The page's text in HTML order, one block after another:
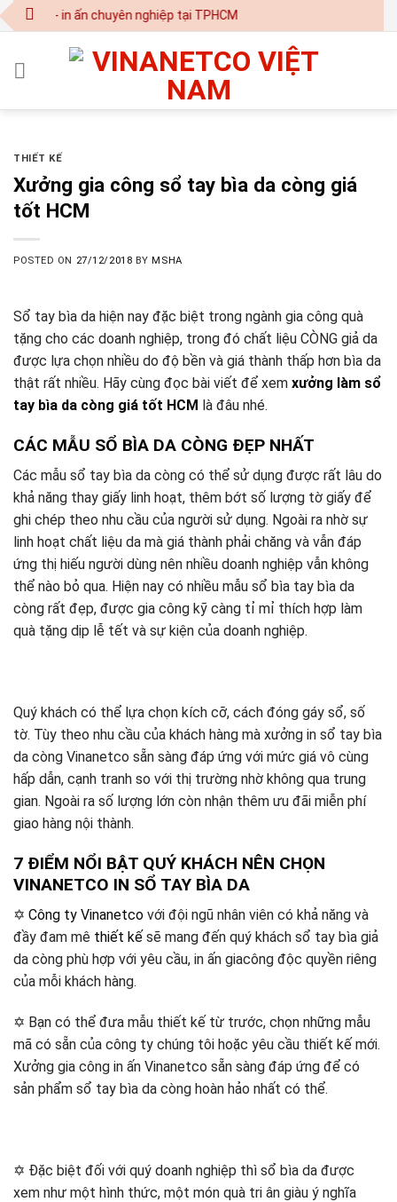
Skip
to
kế - in ấn chuyên nghiệp tại TPHCM
THIẾT KẾ
Xưởng gia công sổ tay bìa da còng giá
tốt HCM
POSTED ON 27/12/2018 BYMSHA
Sổ tay bìa da hiện nay đặc biệt trong ngành gia công quà
tặng cho các doanh nghiệp, trong đó chất liệu CÒNG giả da
được lựa chọn nhiều do độ bền và giá thành thấp hơn bìa da
thật rất nhiều. Hãy cùng đọc bài viết để xem xưởng làm sổ
tay bìa da còng giá tốt HCM là đâu nhé.
CÁC MẪU SỔ BÌA DA CÒNG ĐẸP NHẤT
Các mẫu sổ tay bìa da còng có thể sử dụng được rất lâu do
khả năng thay giấy linh hoạt, thêm bớt số lượng tờ giấy để
ghi chép theo nhu cầu của người sử dụng. Ngoài ra nhờ sự
linh hoạt chất liệu da mà giá thành phải chăng và vẫn đáp
ứng thị hiếu người dùng nên nhiều doanh nghiệp vẫn không
thể nào bỏ qua. Hiện nay có nhiều mẫu sổ bìa tay bìa da
còng rất đẹp, được gia công kỹ càng tỉ mỉ thích hợp làm
quà tặng dịp lễ tết và sự kiện của doanh nghiệp.
Quý khách có thể lựa chọn kích cỡ, cách đóng gáy sổ, số
tờ. Tùy theo nhu cầu của khách hàng mà xưởng in sổ tay bìa
da còng Vinanetco sẵn sàng đáp ứng với mức giá vô cùng
hấp dẫn, cạnh tranh so với thị trường nhờ không qua trung
gian. Ngoài ra số lượng lớn còn nhận thêm ưu đãi miễn phí
giao hàng nội thành.
7 ĐIỂM NỔI BẬT QUÝ KHÁCH NÊN CHỌN
VINANETCO IN SỔ TAY BÌA DA
✡ Công ty Vinanetco với đội ngũ nhân viên có khả năng và
đầy đam mê thiết kế sẽ mang đến quý khách sổ tay bìa giả
da còng phù hợp với yêu cầu, in ấn giacông độc quyền riêng
của mỗi khách hàng.
✡ Bạn có thể đưa mẫu thiết kế từ trước, chọn những mẫu
mã có sẵn của công ty chúng tôi hoặc yêu cầu thiết kế mới.
Xưởng gia công in ấn Vinanetco sẵn sàng đáp ứng để có
sản phẩm sổ tay bìa da còng hoàn hảo nhất có thể.
✡ Đặc biệt đối với quý doanh nghiệp thì sổ bìa da được
xem như một hình thức, một món quà tri ân giàu ý nghĩa